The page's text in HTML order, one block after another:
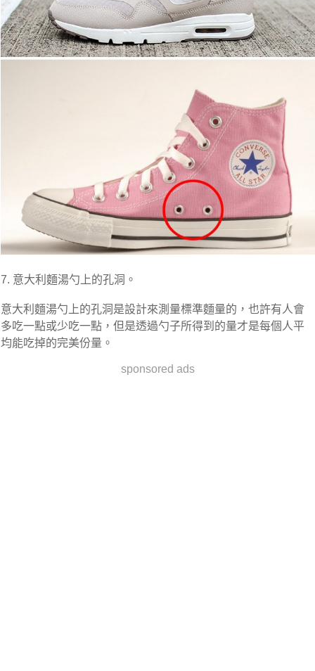
7. 意大利麵湯勺上的孔洞。
意大利麵湯勺上的孔洞是設計來測量標準麵量的，也許有人會
多吃一點或少吃一點，但是透過勺子所得到的量才是每個人平
均能吃掉的完美份量。
sponsored ads